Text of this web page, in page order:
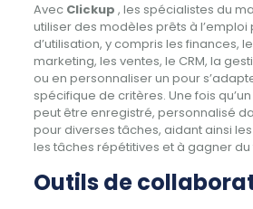
Avec Clickup , les spécialistes du
utiliser des modèles prêts à l’emploi
d’utilisation, y compris les finances,
marketing, les ventes, le CRM, la
ou en personnaliser un pour
spécifique de critères. Une fois
peut être enregistré, personnalisé
pour diverses tâches, aidant ainsi
les tâches répétitives et à gagner du
Outils de